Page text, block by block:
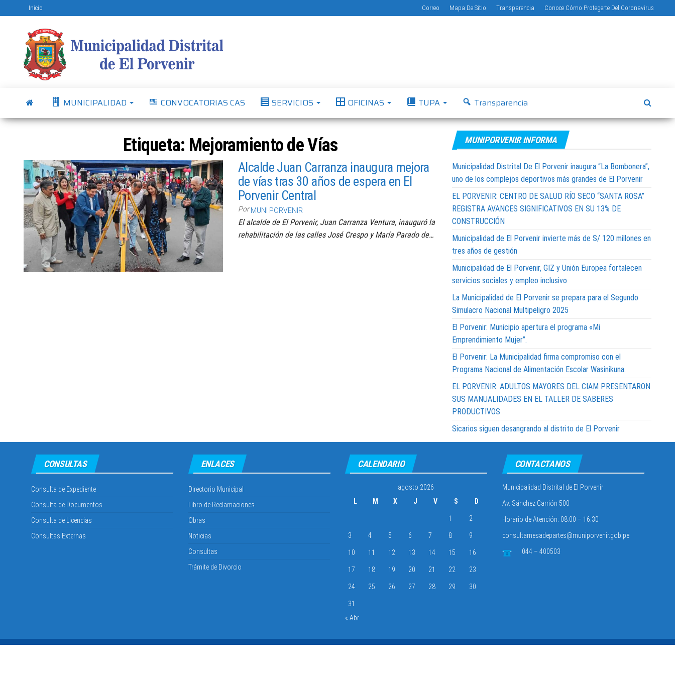
Inicio Correo Mapa De Sitio Transparencia Conoce Cómo Protegerte Del Coronavirus
del
MUNICIPALIDAD CONVOCATORIAS CAS SERVICIOS OFICINAS TUPA Transparencia
Etiqueta: Mejoramiento de Vías
Alcalde Juan Carranza inaugura mejora
de vías tras 30 años de espera en El
Porvenir Central
Por MUNI PORVENIR
El alcalde de El Porvenir, Juan Carranza Ventura, inauguró la
rehabilitación de las calles José Crespo y María Parado de…
MUNIPORVENIR INFORMA
Municipalidad Distrital De El Porvenir inaugura “La Bombonera”,
uno de los complejos deportivos más grandes de El Porvenir
EL PORVENIR: CENTRO DE SALUD RÍO SECO “SANTA ROSA”
REGISTRA AVANCES SIGNIFICATIVOS EN SU 13% DE
CONSTRUCCIÓN
Municipalidad de El Porvenir invierte más de S/ 120 millones en
tres años de gestión
Municipalidad de El Porvenir, GIZ y Unión Europea fortalecen
servicios sociales y empleo inclusivo
La Municipalidad de El Porvenir se prepara para el Segundo
Simulacro Nacional Multipeligro 2025
El Porvenir: Municipio apertura el programa «Mi
Emprendimiento Mujer”.
El Porvenir: La Municipalidad firma compromiso con el
Programa Nacional de Alimentación Escolar Wasinikuna.
EL PORVENIR: ADULTOS MAYORES DEL CIAM PRESENTARON
SUS MANUALIDADES EN EL TALLER DE SABERES
PRODUCTIVOS
Sicarios siguen desangrando al distrito de El Porvenir
CONSULTAS
Consulta de Expediente
Consulta de Documentos
Consulta de Licencias
Consultas Externas
ENLACES
Directorio Municipal
Libro de Reclamaciones
Obras
Noticias
Consultas
Trámite de Divorcio
CALENDARIO
agosto 2026
L
M X J V S D
1 2
3 4 5 6 7 8 9
10 11 12 13 14 15 16
17 18 19 20 21 22 23
24 25 26 27 28 29 30
31
« Abr
CONTACTANOS
Municipalidad Distrital de El Porvenir
Av. Sánchez Carrión 500
Horario de Atención: 08:00 – 16:30
consultamesadepartes@muniporvenir.gob.pe
044 – 400503